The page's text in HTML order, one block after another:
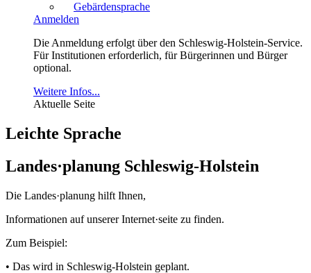
Gebärdensprache
Anmelden
Die Anmeldung erfolgt über den Schleswig-Holstein-Service.
Für Institutionen erforderlich, für Bürgerinnen und Bürger
optional.
Weitere Infos...
Aktuelle Seite
Leichte Sprache
Landes·planung Schleswig-Holstein
Die Landes·planung hilft Ihnen,
Informationen auf unserer Internet·seite zu finden.
Zum Beispiel:
• Das wird in Schleswig-Holstein geplant.